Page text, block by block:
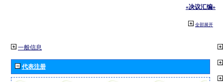
«决议汇编»
全部展开
一般信息
代表注册